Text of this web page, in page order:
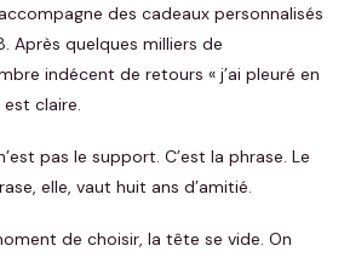
des cadeaux personnalisés
Après quelques milliers de
indécent de retours « j’ai pleuré en
est claire.
pas le support. C’est la phrase. Le
elle, vaut huit ans d’amitié.
de choisir, la tête se vide. On